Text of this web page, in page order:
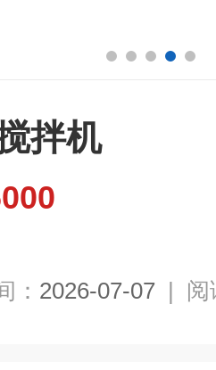
拌机
： 2026-07-07 | 阅